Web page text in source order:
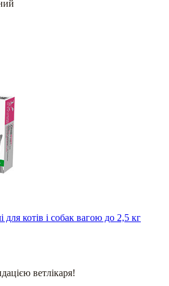
котів і собак вагою до 2,5 кг
ветлікаря!